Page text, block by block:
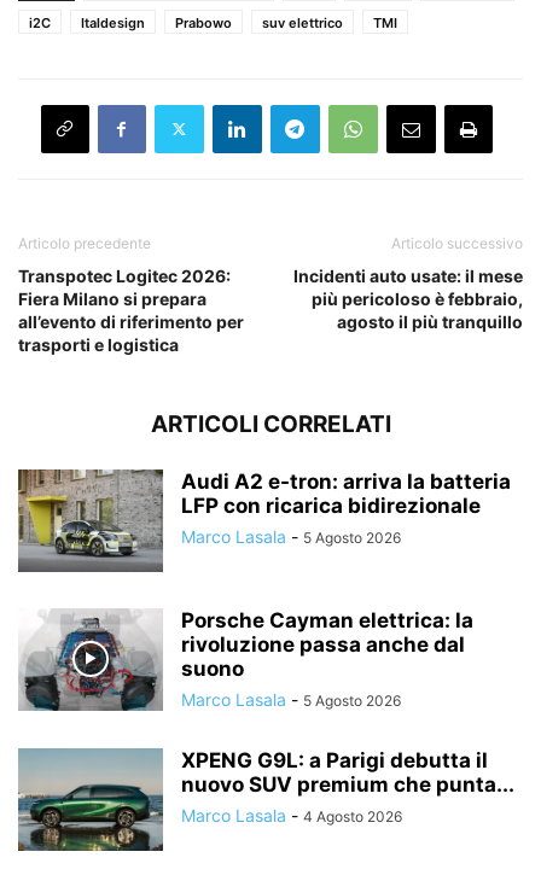
i2C
Italdesign Prabowo suv elettrico TMI
Articolo precedente
Transpotec Logitec 2026:
Fiera Milano si prepara
all’evento di riferimento per
trasporti e logistica
Articolo successivo
Incidenti auto usate: il mese
più pericoloso è febbraio,
agosto il più tranquillo
ARTICOLI CORRELATI
Audi A2 e-tron: arriva la batteria
LFP con ricarica bidirezionale
Marco Lasala - 5 Agosto 2026
Porsche Cayman elettrica: la
rivoluzione passa anche dal
suono
Marco Lasala - 5 Agosto 2026
XPENG G9L: a Parigi debutta il
nuovo SUV premium che punta...
Marco Lasala - 4 Agosto 2026